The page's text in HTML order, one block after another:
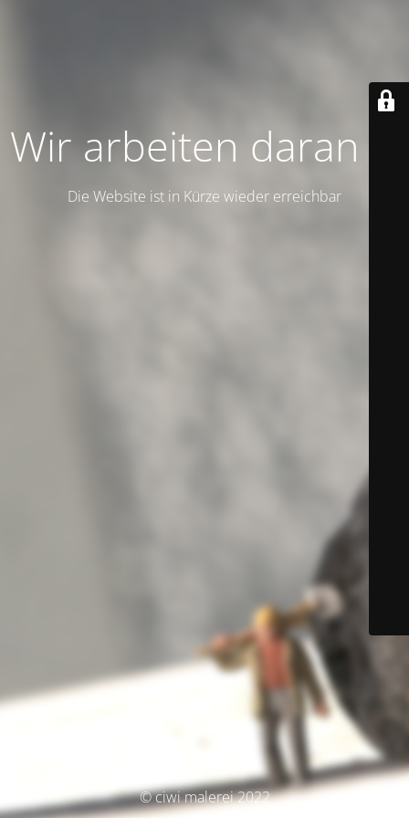
Wir arbeiten daran …
Die Website ist in Kürze wieder erreichbar
© ciwi malerei 2022